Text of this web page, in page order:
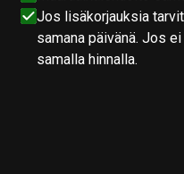
Jos lisäkorjauksia
samana päivänä. Jos
samalla hinnalla.